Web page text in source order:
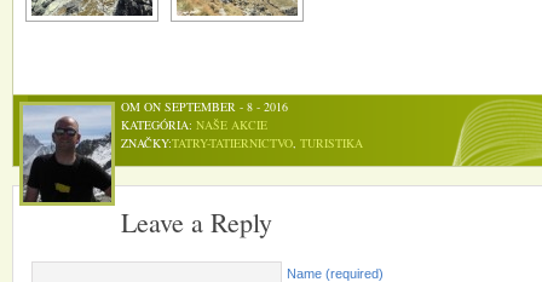
OM ON SEPTEMBER - 8 - 2016
KATEGÓRIA: NAŠE AKCIE
ZNAČKY:TATRY-TATIERNICTVO, TURISTIKA
Leave a Reply
Name (required)